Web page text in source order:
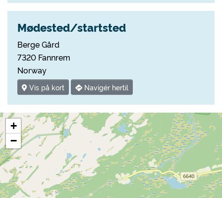
Mødested/startsted
Berge Gård
7320 Fannrem
Norway
Vis på kort Navigér hertil
+
−